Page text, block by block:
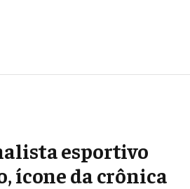
esportivo
ícone da crônica